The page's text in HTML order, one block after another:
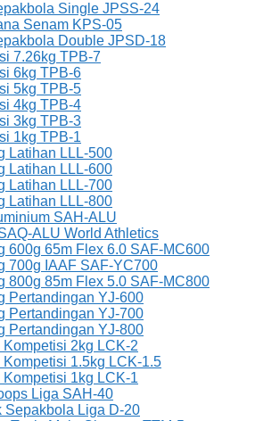
Single JPSS-24
Senam KPS-05
Double JPSD-18
7.26kg TPB-7
6kg TPB-6
5kg TPB-5
4kg TPB-4
3kg TPB-3
1kg TPB-1
Latihan LLL-500
Latihan LLL-600
Latihan LLL-700
Latihan LLL-800
SAH-ALU
ALU World Athletics
600g 65m Flex 6.0 SAF-MC600
700g IAAF SAF-YC700
800g 85m Flex 5.0 SAF-MC800
Pertandingan YJ-600
Pertandingan YJ-700
Pertandingan YJ-800
Kompetisi 2kg LCK-2
Kompetisi 1.5kg LCK-1.5
Kompetisi 1kg LCK-1
Liga SAH-40
Sepakbola Liga D-20